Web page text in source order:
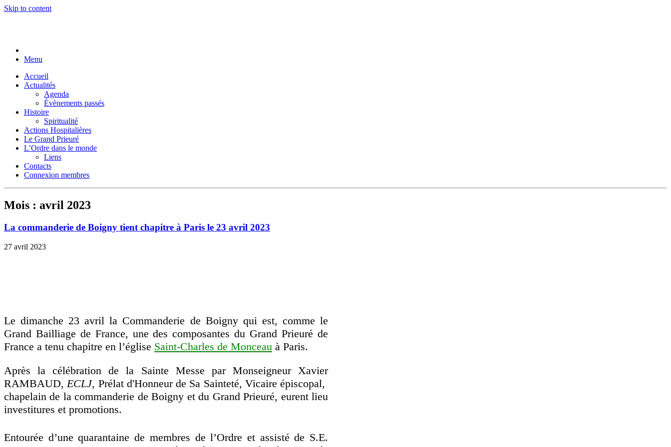
Skip to content
Menu
Accueil
Actualités
Agenda
Évènements passés
Histoire
Spiritualité
Actions Hospitalières
Le Grand Prieuré
L’Ordre dans le monde
Liens
Contacts
Connexion membres
Mois : avril 2023
La commanderie de Boigny tient chapitre à Paris le 23 avril 2023
27 avril 2023
Le dimanche 23 avril la Commanderie de Boigny qui est, comme le
Grand Bailliage de France, une des composantes du Grand Prieuré de
France a tenu chapitre en l’église Saint-Charles de Monceau à Paris.
Après la célébration de la Sainte Messe par Monseigneur Xavier
RAMBAUD, ECLJ, Prélat d'Honneur de Sa Sainteté, Vicaire épiscopal,
chapelain de la commanderie de Boigny et du Grand Prieuré, eurent lieu
investitures et promotions.
Entourée d’une quarantaine de membres de l’Ordre et assisté de S.E.